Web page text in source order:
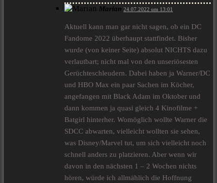
Marian 24.07.2022 um 13:01
Aktuell kann man gar nicht sagen, ob ein DC
Fandome 2022 überhaupt stattfindet. Bisher
wurde (von keiner Seite) absolut NICHTS dazu
verlautbart; nicht mal von den unseriösesten
Gerüchteschleudern. Dabei haben ja Warner/DC
und HBO Max ein paar Sachen im Köcher,
angefangen mit Black Adam im Oktober und
dann kommen ja quasi gleich 4 Kinofilme +
Batgirl hinterher. Womöglich wollte Warner die
SDCC abwarten, vielleicht wollten sie sehen,
was Disney/Marvel tut, um sich vielleicht noch
schnell anders zu platzieren. Aber wenn wir
davon in den nächsten 1 – 2 Wochen nichts
hören, würde ich allmählich die Hoffnung